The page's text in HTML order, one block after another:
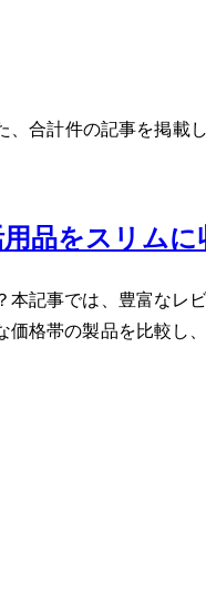
合計 1 件の記事を掲載
用品をスリム
記事では、豊富なレ
価格帯の製品を比較し